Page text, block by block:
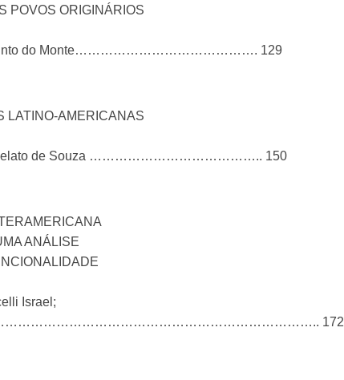
POVOS ORIGINÁRIOS
Pinto do Monte……………………………………. 129
LATINO-AMERICANAS
Zanelato de Souza ………………………………….. 150
ANÁLISE
Israel;
172